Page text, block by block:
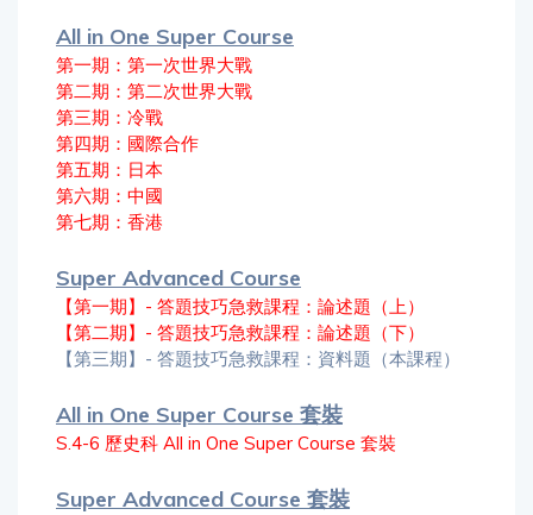
All in One Super Course
第一期：第一次世界大戰
第二期：第二次世界大戰
第三期：冷戰
第四期：國際合作
第五期：日本
第六期：中國
第七期：香港
Super Advanced Course
【第一期】- 答題技巧急救課程：論述題（上）
【第二期】- 答題技巧急救課程：論述題（下）
【第三期】- 答題技巧急救課程：資料題（本課程）
All in One Super Course 套裝
S.4-6 歷史科 All in One Super Course 套裝
Super Advanced Course 套裝